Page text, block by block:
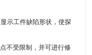
示工件缺陷形状，使探
不受限制，并可进行修